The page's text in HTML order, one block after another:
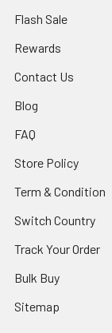
Flash Sale
Rewards
Contact Us
Blog
FAQ
Store Policy
Term & Condition
Switch Country
Track Your Order
Bulk Buy
Sitemap